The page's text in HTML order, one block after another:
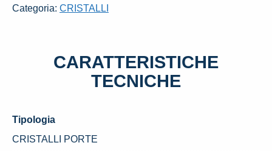
LANCIA
Categoria: CRISTALLI
CARATTERISTICHE
TECNICHE
Tipologia
CRISTALLI PORTE